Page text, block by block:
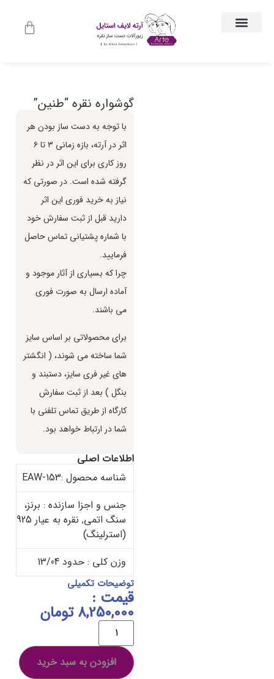
گوشواره نقره “طنین”
با توجه به دست ساز بودن هر
اثر در آرته، بازه زماني ٣ تا ٦
روز كاري براي اين اثر در نظر
گرفته شده است. در صورتي كه
نياز به خريد فوري اين اثر
داريد قبل از ثبت سفارش خود
با شماره پشتياني تماس حاصل
فرماييد.
چرا كه بسياري از آثار موجود و
آماده ارسال به صورت فوري
مي باشند.
براي محصولاتي بر اساس سايز
شما ساخته مي شوند، ( انگشتر
هاي غير فري سايز، دستبند و
بنگل ) بعد از ثبت سفارش
كارگاه از طريق تماس تلفني با
شما در ارتباط خواهد بود.
اطلاعات اصلی
شناسه محصول :EAW-153
جنس و اجزا سازنده : برنز،
سنگ اتمی, نقره به عیار 925
(استرلینگ)
وزن کلی : حدود 13/04
توضیحات تکمیلی
قیمت :
8,250,000 تومان
افزودن به سبد خرید